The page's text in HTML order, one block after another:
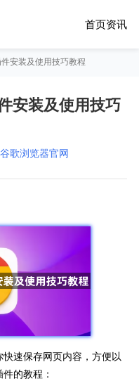
首页资讯
安装及使用技巧教程
安装及使用技巧
谷歌浏览器官网
速保存网页内容，方便以
的教程：